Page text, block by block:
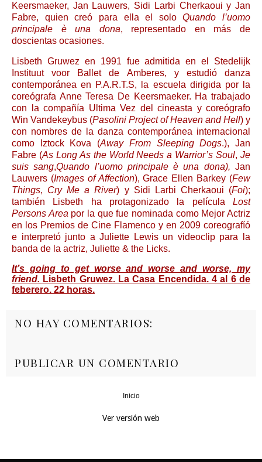
Keersmaeker, Jan Lauwers, Sidi Larbi Cherkaoui y Jan
Fabre, quien creó para ella el soloQuando l’uomo
principale è una dona, representado en más de
doscientas ocasiones.
Lisbeth Gruwez en 1991 fue admitida en el Stedelijk
Instituut voor Ballet de Amberes, y estudió danza
contemporánea en P.A.R.T.S, la escuela dirigida por la
coreógrafa Anne Teresa De Keersmaeker. Ha trabajado
con la compañía Ultima Vez del cineasta y coreógrafo
Win Vandekeybus (Pasolini Project of Heaven and Hell) y
con nombres de la danza contemporánea internacional
como Iztock Kova (Away From Sleeping Dogs.), Jan
Fabre (As Long As the World Needs a Warrior’s Soul,Je
suis sang,Quando l’uomo principale è una dona), Jan
Lauwers (Images of Affection), Grace Ellen Barkey (Few
Things, Cry Me a River) y Sidi Larbi Cherkaoui (Foi);
también Lisbeth ha protagonizado la película Lost
Persons Area por la que fue nominada como Mejor Actriz
en los Premios de Cine Flamenco y en 2009 coreografíó
e interpretó junto a Juliette Lewis un videoclip para la
banda de la actriz, Juliette & the Licks.
It’s going to get worse and worse and worse, my
friend. Lisbeth Gruwez. La Casa Encendida. 4 al 6 de
feberero. 22 horas.
NO HAY COMENTARIOS:
PUBLICAR UN COMENTARIO
Inicio
Ver versión web